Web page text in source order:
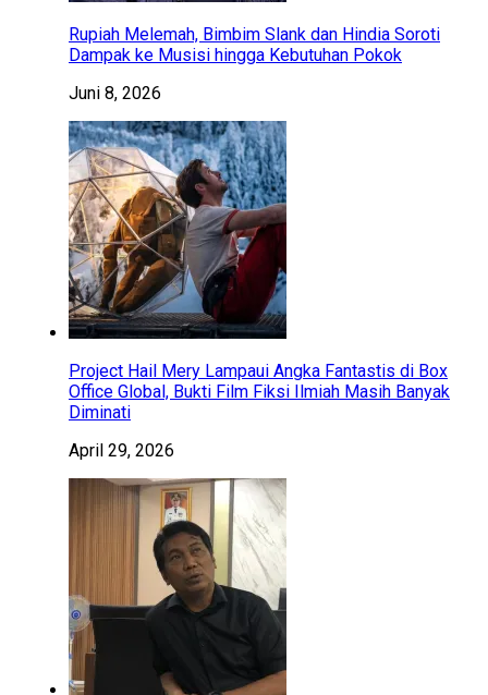
Rupiah Melemah, Bimbim Slank dan Hindia Soroti
Dampak ke Musisi hingga Kebutuhan Pokok
Juni 8, 2026
Project Hail Mery Lampaui Angka Fantastis di Box
Office Global, Bukti Film Fiksi Ilmiah Masih Banyak
Diminati
April 29, 2026